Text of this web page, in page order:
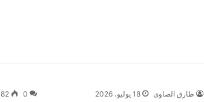
طارق الصاوى 18 يوليو، 2026 0
82